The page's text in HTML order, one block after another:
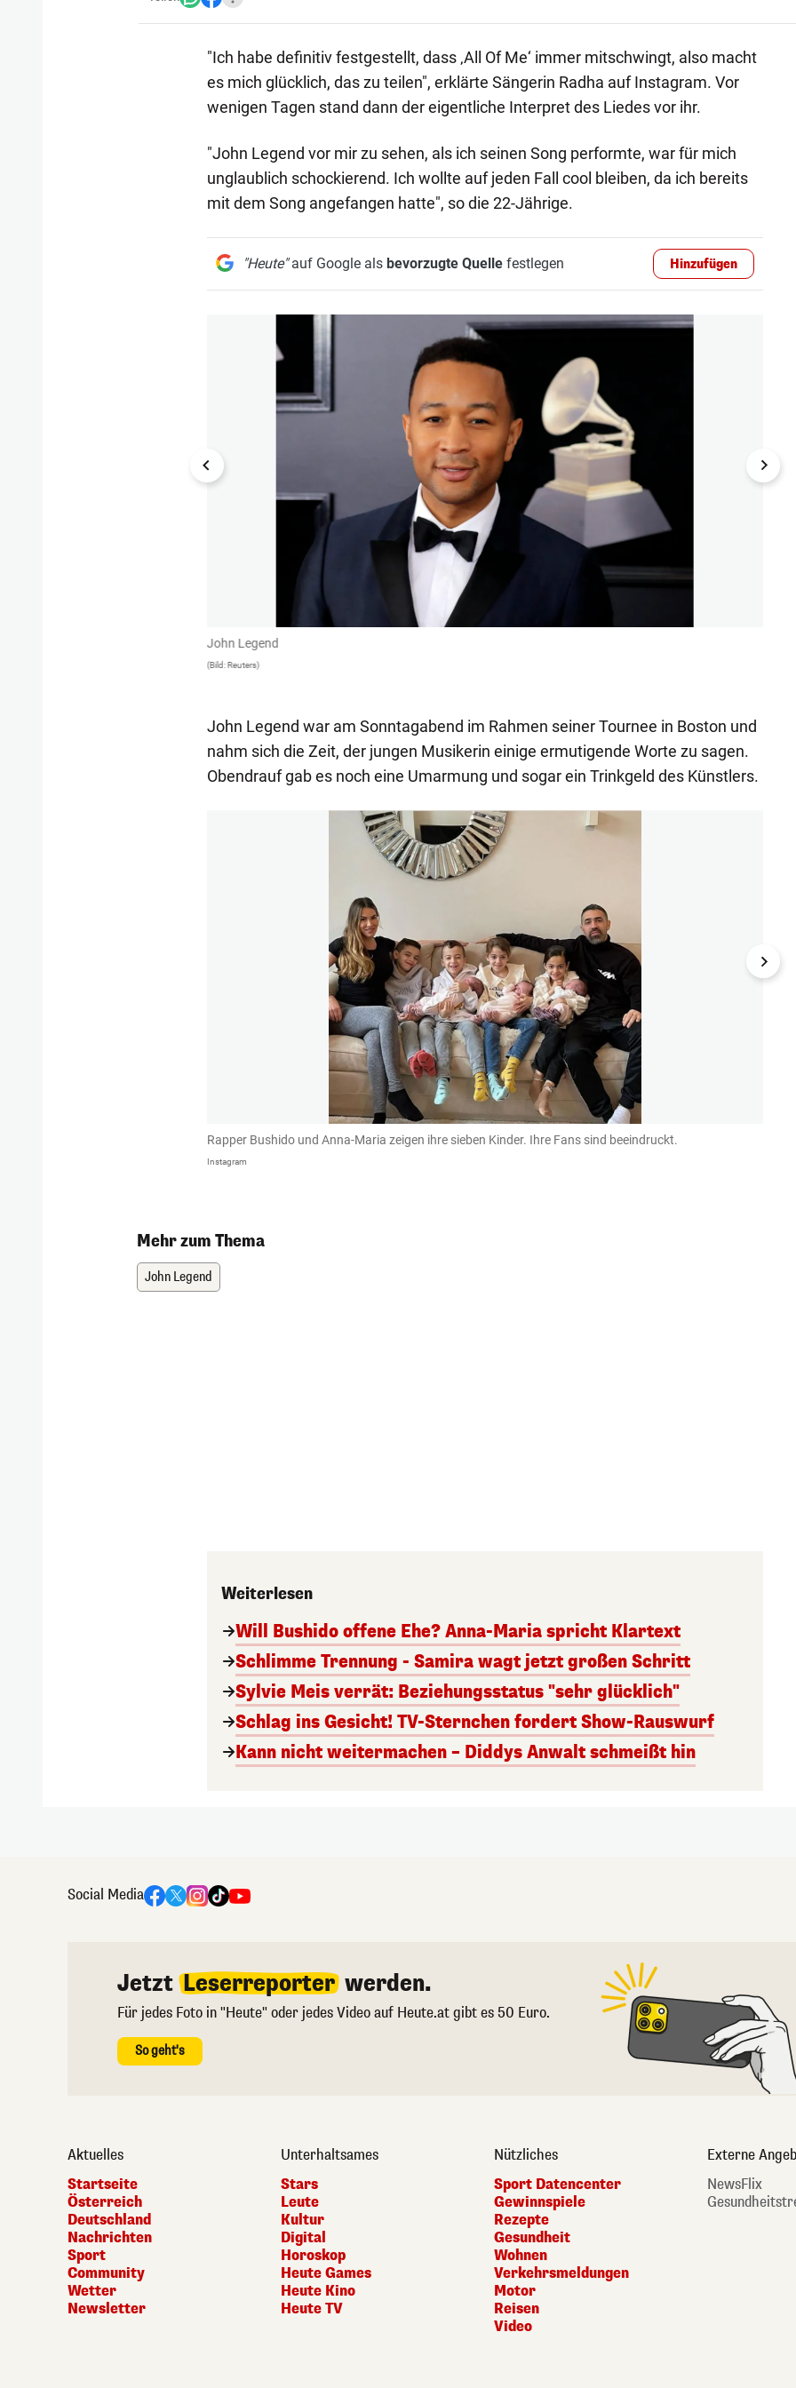
"Ich habe definitiv festgestellt, dass ‚All Of Me‘ immer mitschwingt, also macht
es mich glücklich, das zu teilen", erklärte Sängerin Radha auf Instagram. Vor
wenigen Tagen stand dann der eigentliche Interpret des Liedes vor ihr.
"John Legend vor mir zu sehen, als ich seinen Song performte, war für mich
unglaublich schockierend. Ich wollte auf jeden Fall cool bleiben, da ich bereits
mit dem Song angefangen hatte", so die 22-Jährige.
"Heute"auf Google als bevorzugte Quellefestlegen Hinzufügen
1/7
John Legend
(Bild: Reuters)
John Legend war am Sonntagabend im Rahmen seiner Tournee in Boston und
nahm sich die Zeit, der jungen Musikerin einige ermutigende Worte zu sagen.
Obendrauf gab es noch eine Umarmung und sogar ein Trinkgeld des Künstlers.
1/280
Rapper Bushido und Anna-Maria zeigen ihre sieben Kinder. Ihre Fans sind beeindruckt.
Instagram
Mehr zum Thema
John Legend
Weiterlesen
Will Bushido offene Ehe? Anna-Maria spricht Klartext
Schlimme Trennung - Samira wagt jetzt großen Schritt
Sylvie Meis verrät: Beziehungsstatus "sehr glücklich"
Schlag ins Gesicht! TV-Sternchen fordert Show-Rauswurf
Kann nicht weitermachen – Diddys Anwalt schmeißt hin
Social Media
Jetzt Leserreporter werden.
Für jedes Foto in "Heute" oder jedes Video auf Heute.at gibt es 50 Euro.
So geht's
Aktuelles
Startseite
Österreich
Deutschland
Nachrichten
Sport
Community
Wetter
Newsletter
Unterhaltsames
Stars
Leute
Kultur
Digital
Horoskop
Heute Games
Heute Kino
Heute TV
Nützliches
Sport Datencenter
Gewinnspiele
Rezepte
Gesundheit
Wohnen
Verkehrsmeldungen
Motor
Reisen
Video
Externe
NewsFlix